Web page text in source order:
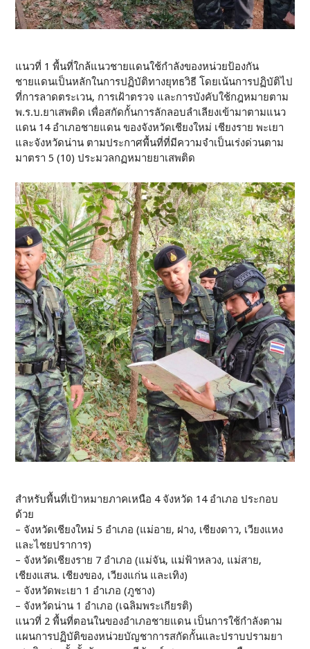
แนวที่ 1 พื้นที่ใกล้แนวชายแดนใช้กำลังของหน่วยป้องกัน
ชายแดนเป็นหลักในการปฏิบัติทางยุทธวิธี โดยเน้นการปฏิบัติไป
ที่การลาดตระเวน, การเฝ้าตรวจ และการบังคับใช้กฎหมายตาม
พ.ร.บ.ยาเสพติด เพื่อสกัดกั้นการลักลอบลำเลียงเข้ามาตามแนว
แดน 14 อำเภอชายแดน ของจังหวัดเชียงใหม่ เชียงราย พะเยา
และจังหวัดน่าน ตามประกาศพื้นที่ที่มีความจำเป็นเร่งด่วนตาม
มาตรา 5 (10) ประมวลกฏหมายยาเสพติด
สำหรับพื้นที่เป้าหมายภาคเหนือ 4 จังหวัด 14 อำเภอ ประกอบ
ด้วย
– จังหวัดเชียงใหม่ 5 อำเภอ (แม่อาย, ฝาง, เชียงดาว, เวียงแหง
และไชยปราการ)
– จังหวัดเชียงราย 7 อำเภอ (แม่จัน, แม่ฟ้าหลวง, แม่สาย,
เชียงแสน. เชียงของ, เวียงแก่น และเทิง)
– จังหวัดพะเยา 1 อำเภอ (ภูชาง)
– จังหวัดน่าน 1 อำเภอ (เฉลิมพระเกียรติ)
แนวที่ 2 พื้นที่ตอนในของอำเภอชายแดน เป็นการใช้กำลังตาม
แผนการปฏิบัติของหน่วยบัญชาการสกัดกั้นและปราบปรามยา